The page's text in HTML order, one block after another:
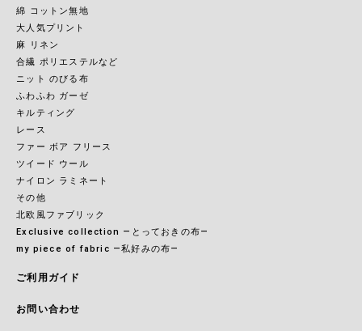
綿 コットン無地
大人気プリント
麻 リネン
合繊 ポリエステルなど
ニット のびる布
ふわふわ ガーゼ
キルティング
レース
ファー ボア フリース
ツイード ウール
ナイロン ラミネート
その他
北欧風ファブリック
Exclusive collection ―とっておきの布―
my piece of fabric ―私好みの布―
ご利用ガイド
お問い合わせ